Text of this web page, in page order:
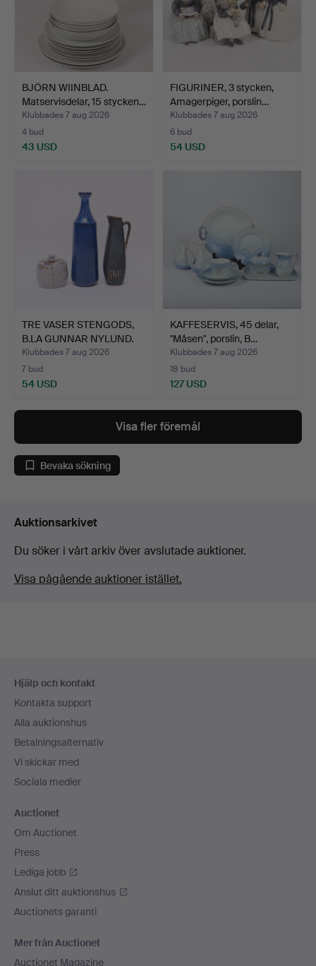
BJÖRN WIINBLAD.
Matservisdelar, 15 stycken…
Klubbades 7 aug 2026
4 bud
43 USD
FIGURINER, 3 stycken,
Amagerpiger, porslin…
Klubbades 7 aug 2026
6 bud
54 USD
TRE VASER STENGODS,
B.LA GUNNAR NYLUND.
Klubbades 7 aug 2026
7 bud
54 USD
KAFFESERVIS, 45 delar,
"Måsen", porslin, B…
Klubbades 7 aug 2026
18 bud
127 USD
Visa fler föremål
Bevaka sökning
Auktionsarkivet
Du söker i vårt arkiv över avslutade auktioner.
Visa pågående auktioner istället.
Hjälp och kontakt
Kontakta support
Alla auktionshus
Betalningsalternativ
Vi skickar med
Sociala medier
Auctionet
Om Auctionet
Press
Lediga jobb
Anslut ditt auktionshus
Auctionets garanti
Mer från Auctionet
Auctionet Magazine